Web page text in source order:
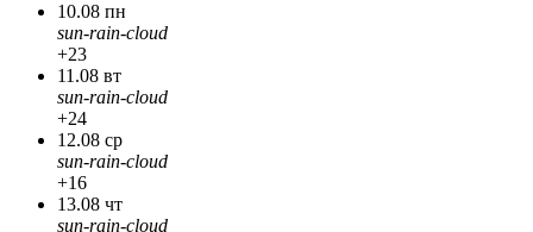
10.08 пн
sun-rain-cloud
+23
11.08 вт
sun-rain-cloud
+24
12.08 ср
sun-rain-cloud
+16
13.08 чт
sun-rain-cloud